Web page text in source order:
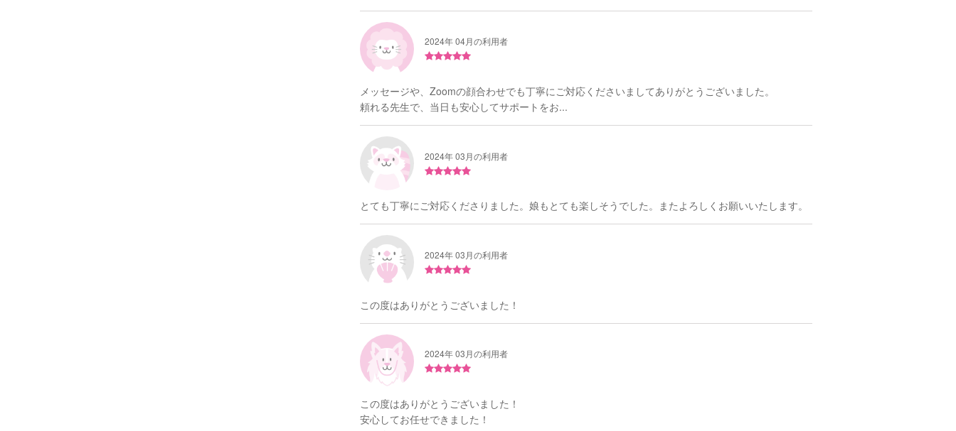
2024年 04月の利用者
メッセージや、Zoomの顔合わせでも丁寧にご対応くださいましてありがとうございました。
頼れる先生で、当日も安心してサポートをお...
2024年 03月の利用者
とても丁寧にご対応くださりました。娘もとても楽しそうでした。またよろしくお願いいたします。
2024年 03月の利用者
この度はありがとうございました！
2024年 03月の利用者
この度はありがとうございました！
安心してお任せできました！